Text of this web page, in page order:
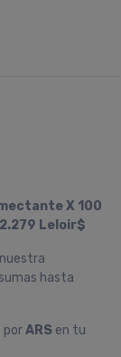
X 100
2.279 Leloir$
hasta
porARS en tu